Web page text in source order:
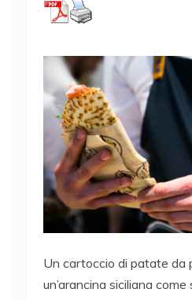
Un cartoccio di patate da
un’arancina siciliana